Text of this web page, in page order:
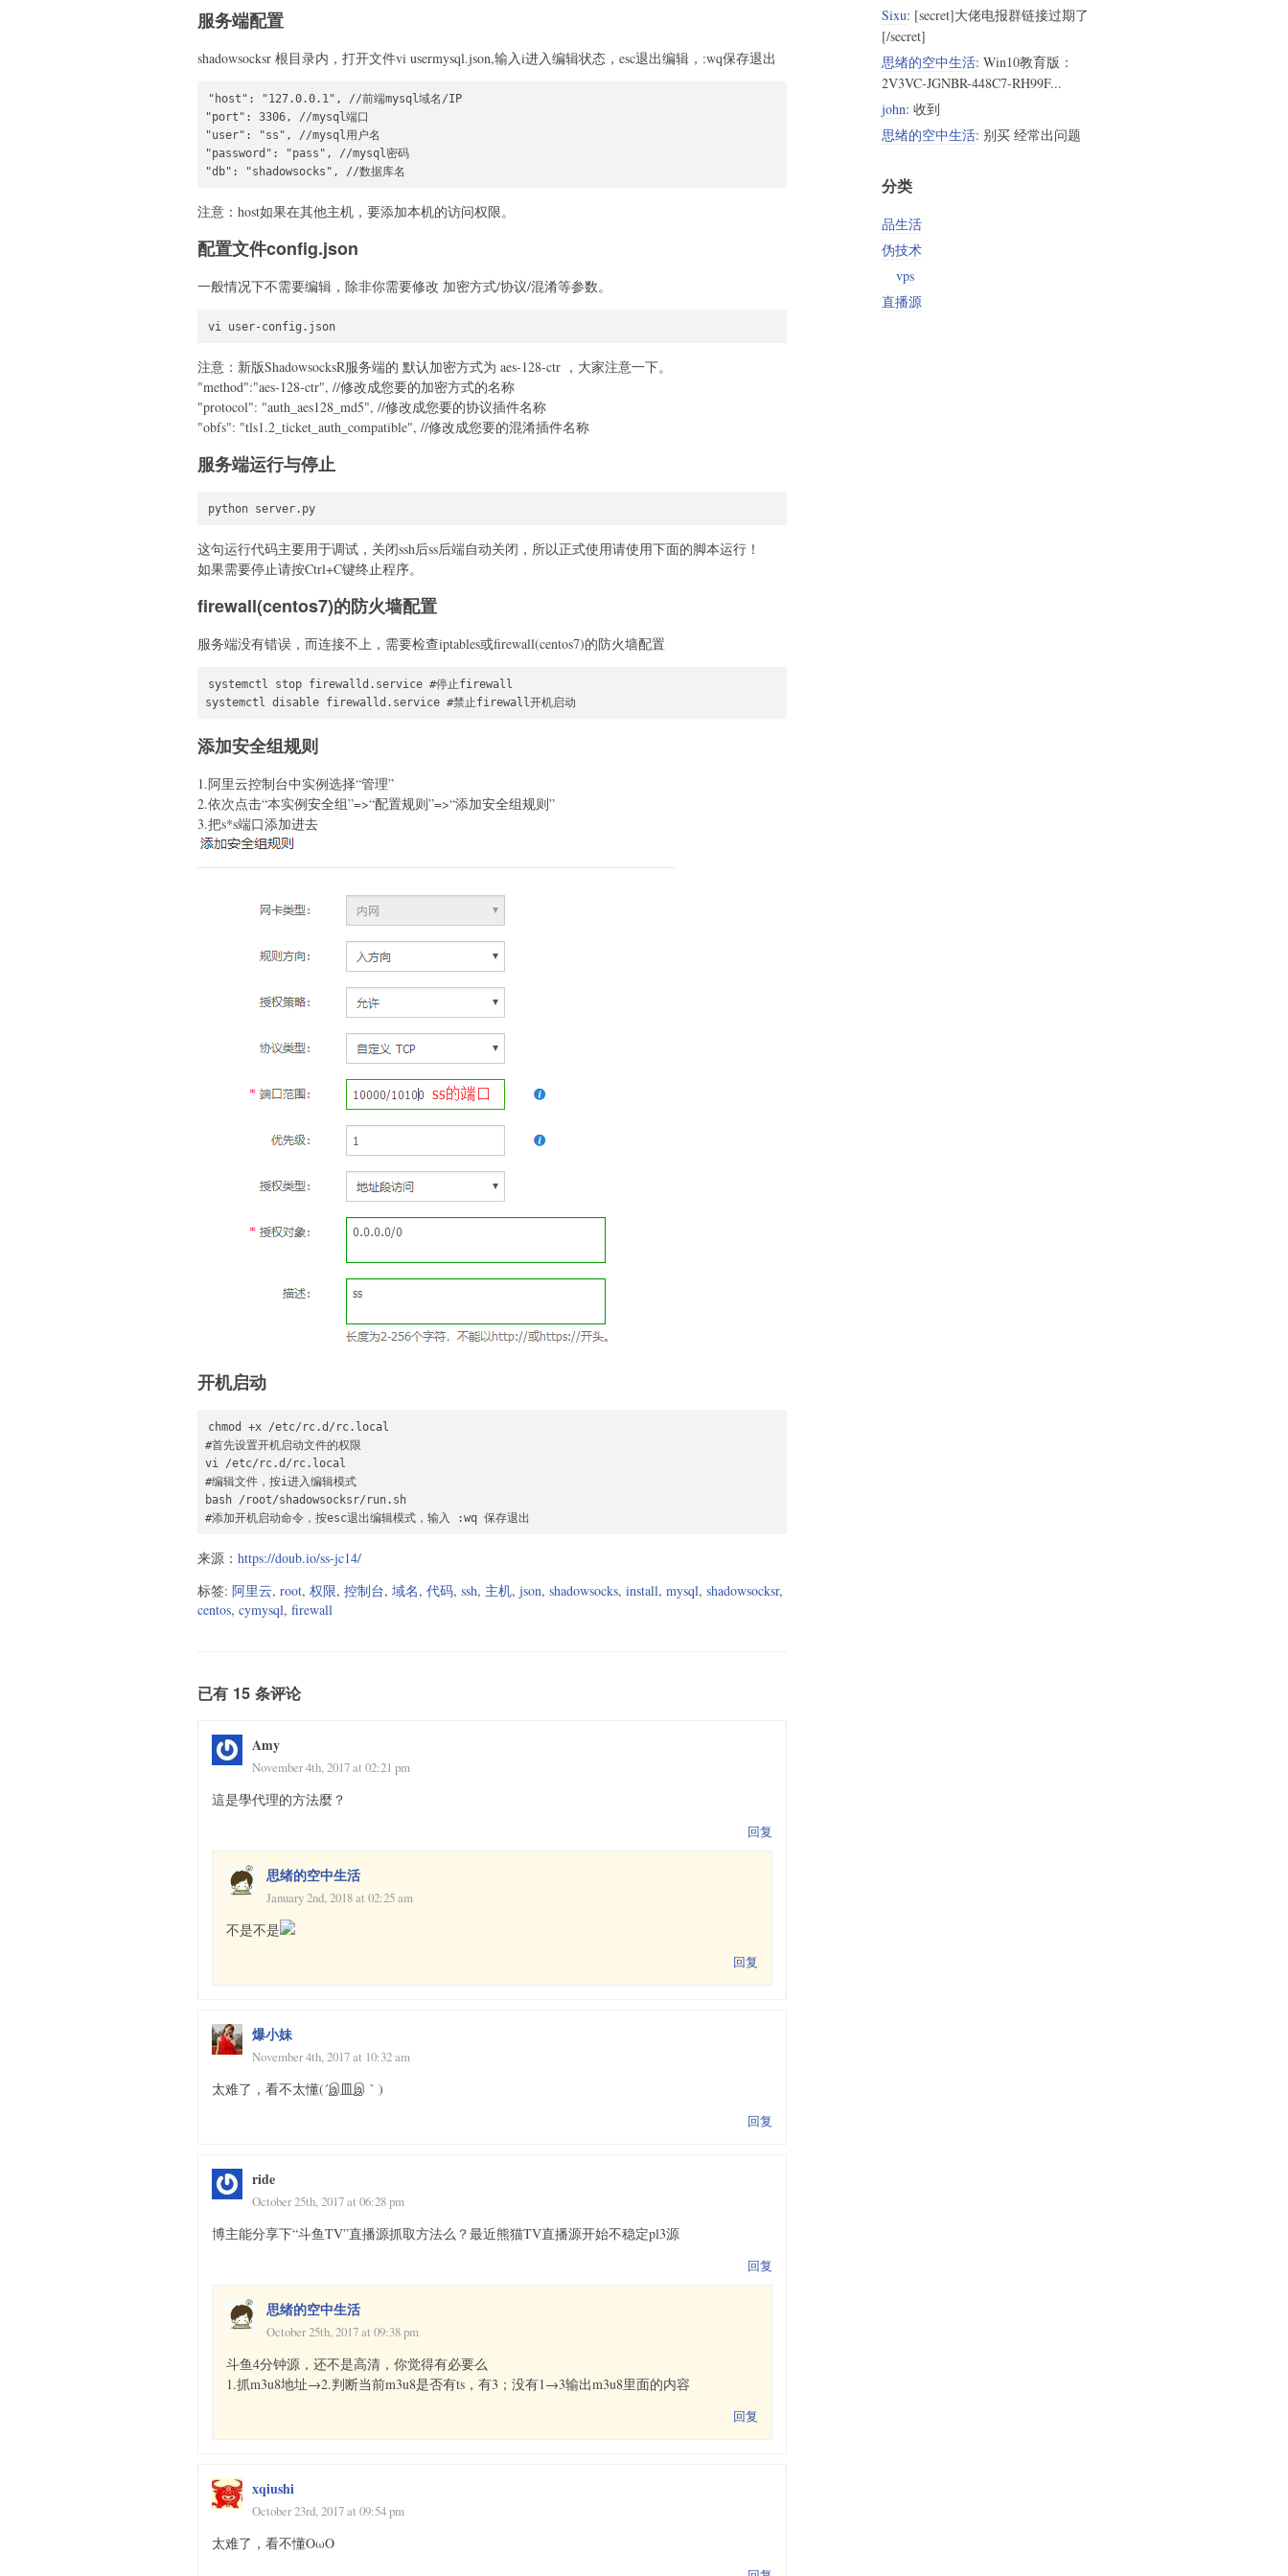
服务端配置
shadowsocksr 根目录内，打开文件vi usermysql.json,输入i进入编辑状态，esc退出编辑，:wq保存退出
"host": "127.0.0.1", //前端mysql域名/IP
"port": 3306, //mysql端口
"user": "ss", //mysql用户名
"password": "pass", //mysql密码
"db": "shadowsocks", //数据库名
注意：host如果在其他主机，要添加本机的访问权限。
配置文件config.json
一般情况下不需要编辑，除非你需要修改 加密方式/协议/混淆等参数。
vi user-config.json
注意：新版ShadowsocksR服务端的 默认加密方式为 aes-128-ctr ，大家注意一下。
"method":"aes-128-ctr", //修改成您要的加密方式的名称
"protocol": "auth_aes128_md5", //修改成您要的协议插件名称
"obfs": "tls1.2_ticket_auth_compatible", //修改成您要的混淆插件名称
服务端运行与停止
python server.py
这句运行代码主要用于调试，关闭ssh后ss后端自动关闭，所以正式使用请使用下面的脚本运行！
如果需要停止请按Ctrl+C键终止程序。
firewall(centos7)的防火墙配置
服务端没有错误，而连接不上，需要检查iptables或firewall(centos7)的防火墙配置
systemctl stop firewalld.service #停止firewall
systemctl disable firewalld.service #禁止firewall开机启动
添加安全组规则
1.阿里云控制台中实例选择“管理”
2.依次点击“本实例安全组”=>“配置规则”=>“添加安全组规则”
3.把s*s端口添加进去
开机启动
chmod +x /etc/rc.d/rc.local
#首先设置开机启动文件的权限
vi /etc/rc.d/rc.local
#编辑文件，按i进入编辑模式
bash /root/shadowsocksr/run.sh
#添加开机启动命令，按esc退出编辑模式，输入 :wq 保存退出
来源： https://doub.io/ss-jc14/
标签: 阿里云, root, 权限, 控制台, 域名, 代码, ssh, 主机, json, shadowsocks, install, mysql, shadowsocksr,
centos, cymysql, firewall
已有 15 条评论
Amy
November 4th, 2017 at 02:21 pm
這是學代理的方法麼？
回复
思绪的空中生活
January 2nd, 2018 at 02:25 am
不是不是
回复
爆小妹
November 4th, 2017 at 10:32 am
太难了，看不太懂(´இ皿இ｀)
回复
ride
October 25th, 2017 at 06:28 pm
博主能分享下“斗鱼TV”直播源抓取方法么？最近熊猫TV直播源开始不稳定pl3源
回复
思绪的空中生活
October 25th, 2017 at 09:38 pm
斗鱼4分钟源，还不是高清，你觉得有必要么
1.抓m3u8地址→2.判断当前m3u8是否有ts，有3；没有1→3输出m3u8里面的内容
回复
xqiushi
October 23rd, 2017 at 09:54 pm
太难了，看不懂OωO
Sixu: [secret]大佬电报群链接过期了
[/secret]
思绪的空中生活: Win10教育版：
2V3VC-JGNBR-448C7-RH99F...
john: 收到
思绪的空中生活: 别买 经常出问题
分类
品生活
伪技术
vps
直播源